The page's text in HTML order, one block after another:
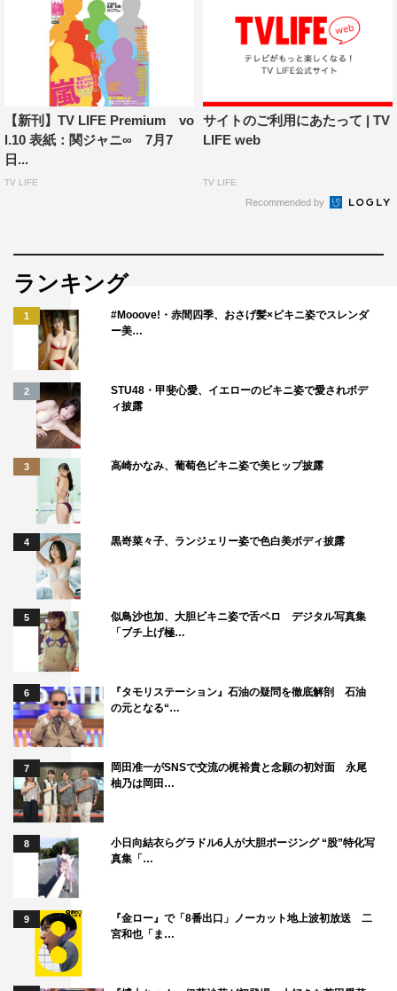
【新刊】TV LIFE Premium vo
l.10 表紙：関ジャニ∞ 7月7
日...
TV LIFE
サイトのご利用にあたって | TV
LIFE web
TV LIFE
Recommended by
ランキング
1
#Mooove!・赤間四季、おさげ髪×ビキニ姿でスレンダ
ー美…
2
STU48・甲斐心愛、イエローのビキニ姿で愛されボデ
ィ披露
3 高崎かなみ、葡萄色ビキニ姿で美ヒップ披露
4 黒嵜菜々子、ランジェリー姿で色白美ボディ披露
5
似鳥沙也加、大胆ビキニ姿で舌ペロ デジタル写真集
「ブチ上げ極…
6
『タモリステーション』石油の疑問を徹底解剖 石油
の元となる“…
7
岡田准一がSNSで交流の梶裕貴と念願の初対面 永尾
柚乃は岡田…
8
小日向結衣らグラドル6人が大胆ポージング “股”特化写
真集「…
9
『金ロー』で「8番出口」ノーカット地上波初放送 二
宮和也「ま…